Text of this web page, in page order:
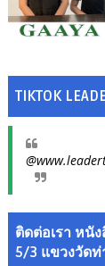
TIKTOK
ติดต่อเรา หนั
5/3 แขวงวัดท่